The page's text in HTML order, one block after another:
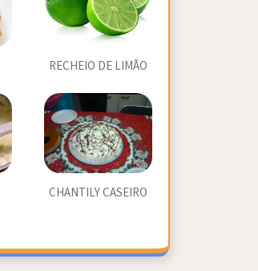
RECHEIO DE LIMÃO
CHANTILY CASEIRO